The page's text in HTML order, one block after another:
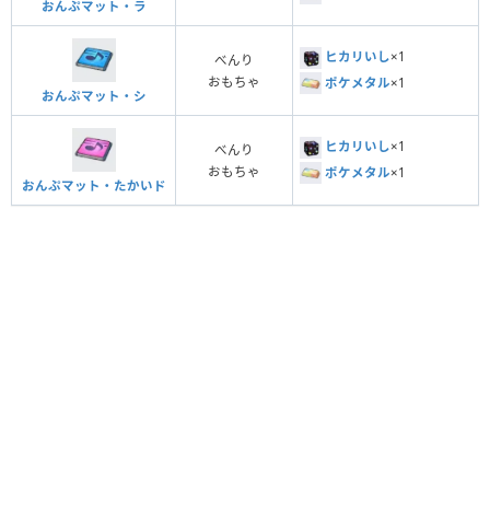
おんぷマット・ラ
おんぷマット・シ
べんり
おもちゃ
ヒカリいし×1
ポケメタル×1
おんぷマット・たかいド
べんり
おもちゃ
ヒカリいし×1
ポケメタル×1